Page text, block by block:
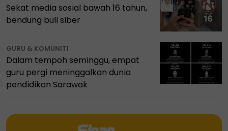
Sekat media sosial bawah 16 tahun,
bendung buli siber
GURU & KOMUNITI
Dalam tempoh seminggu, empat
guru pergi meninggalkan dunia
pendidikan Sarawak